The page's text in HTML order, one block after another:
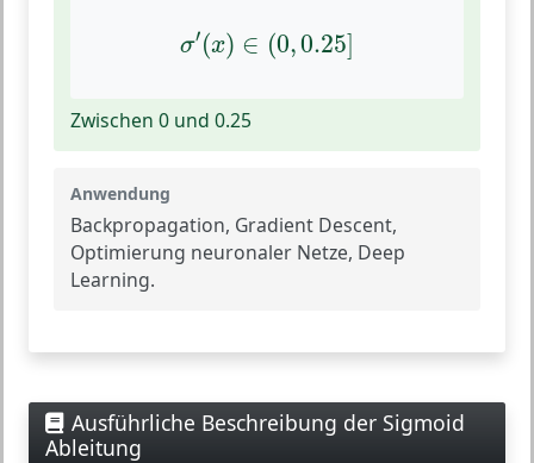
σ′(x) ∈ (0,0.25]
σ′( x) ∈ 0, 0.25]
Zwischen 0 und 0.25
Anwendung
Backpropagation, Gradient Descent,
Optimierung neuronaler Netze, Deep
Learning.
Ausführliche Beschreibung der Sigmoid
Ableitung